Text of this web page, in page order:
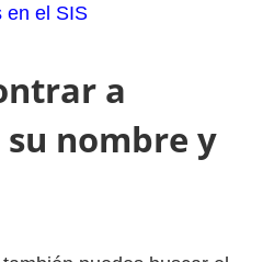
en el SIS
a
nombre y